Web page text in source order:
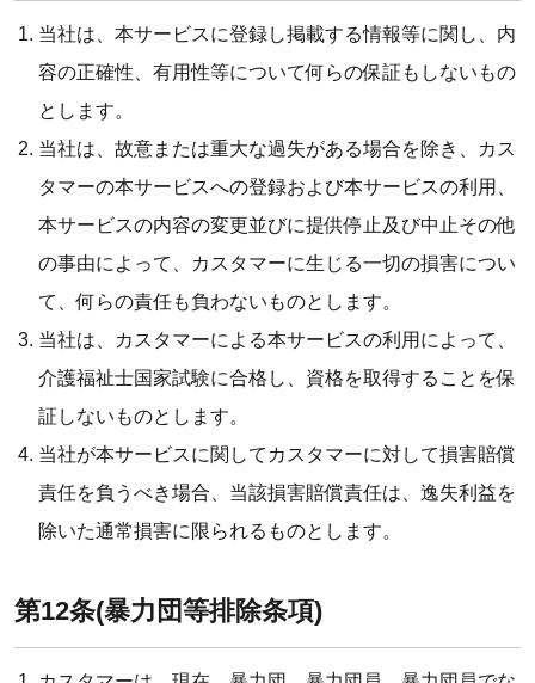
当社は、本サービスに登録し掲載する情報等に関し、内
容の正確性、有用性等について何らの保証もしないもの
とします。
当社は、故意または重大な過失がある場合を除き、カス
タマーの本サービスへの登録および本サービスの利用、
本サービスの内容の変更並びに提供停止及び中止その他
の事由によって、カスタマーに生じる一切の損害につい
て、何らの責任も負わないものとします。
当社は、カスタマーによる本サービスの利用によって、
介護福祉士国家試験に合格し、資格を取得することを保
証しないものとします。
当社が本サービスに関してカスタマーに対して損害賠償
責任を負うべき場合、当該損害賠償責任は、逸失利益を
除いた通常損害に限られるものとします。
第12条(暴力団等排除条項)